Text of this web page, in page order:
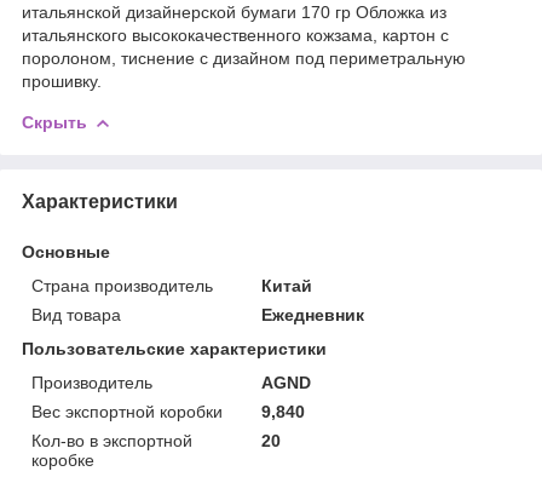
итальянской дизайнерской бумаги 170 гр Обложка из
итальянского высококачественного кожзама, картон с
поролоном, тиснение с дизайном под периметральную
прошивку.
Скрыть
Характеристики
Основные
Страна производитель
Китай
Вид товара
Ежедневник
Пользовательские характеристики
Производитель
AGND
Вес экспортной коробки
9,840
Кол-во в экспортной
коробке
20